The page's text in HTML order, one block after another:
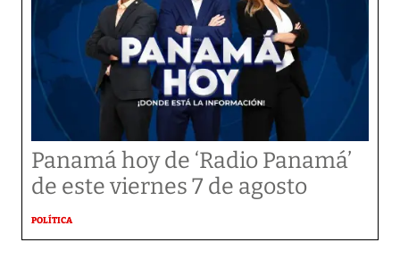
Panamá hoy de ‘Radio Panamá’
de este viernes 7 de agosto
POLÍTICA